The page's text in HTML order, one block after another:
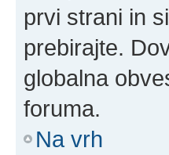
prvi strani in
prebirajte.
globalna
foruma.
Na vrh